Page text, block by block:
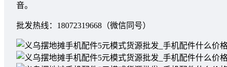
音。
批发热线：18072319668（微信同号）